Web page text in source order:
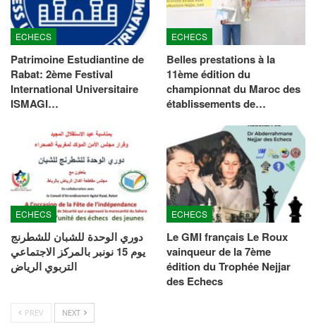
ECHECS
Patrimoine Estudiantine de
Rabat: 2ème Festival
International Universitaire
ISMAGI…
ECHECS
Belles prestations à la
11ème édition du
championnat du Maroc des
établissements de…
ECHECS
دوري الوحدة للشبان للشطرنج
يوم 15 نونبر بالمركز الاجتماعي
التربوي الرياض
ECHECS
Le GMI français Le Roux
vainqueur de la 7ème
édition du Trophée Nejjar
des Echecs
PREV NEXT